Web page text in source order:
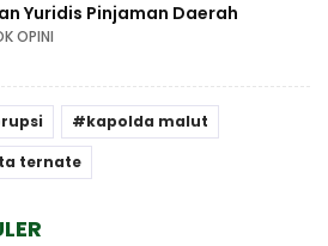
Yuridis Pinjaman Daerah
OPINI
kapolda malut
ternate